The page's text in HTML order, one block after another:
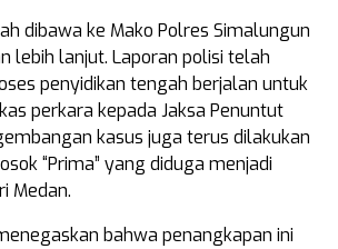
dibawa ke Mako Polres Simalungun
lebih lanjut. Laporan polisi telah
penyidikan tengah berjalan untuk
perkara kepada Jaksa Penuntut
kasus juga terus dilakukan
“Prima” yang diduga menjadi
Medan.
bahwa penangkapan ini